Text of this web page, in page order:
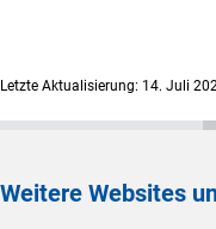
Letzte Aktualisierung: 14. Juli
Weitere Websites